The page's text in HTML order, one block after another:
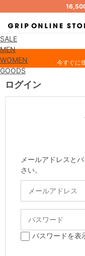
SALE
MEN
WOMEN
GOODS
今すぐに
ログイン
メールアドレスと
さい。
パスワードを表